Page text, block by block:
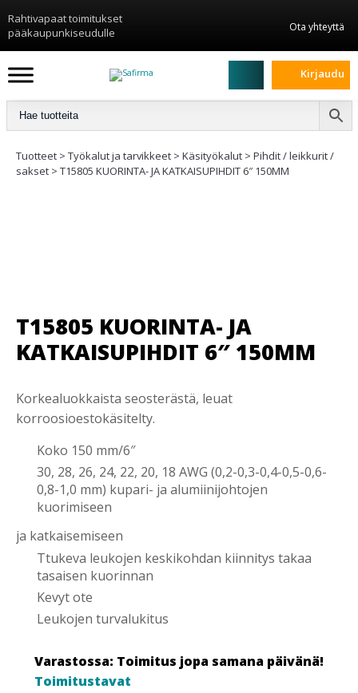
Rahtivapaat toimitukset
pääkaupunkiseudulle
Ota yhteyttä
Kirjaudu
Tuotteet > Työkalut ja tarvikkeet > Käsityökalut > Pihdit / leikkurit /
sakset > T15805 KUORINTA- JA KATKAISUPIHDIT 6″ 150MM
T15805 KUORINTA- JA
KATKAISUPIHDIT 6″ 150MM
Korkealuokkaista seosterästä, leuat
korroosioestokäsitelty.
Koko 150 mm/6″
30, 28, 26, 24, 22, 20, 18 AWG (0,2-0,3-0,4-0,5-0,6-
0,8-1,0 mm) kupari- ja alumiinijohtojen
kuorimiseen
ja katkaisemiseen
Ttukeva leukojen keskikohdan kiinnitys takaa
tasaisen kuorinnan
Kevyt ote
Leukojen turvalukitus
Varastossa: Toimitus jopa samana päivänä!
Toimitustavat